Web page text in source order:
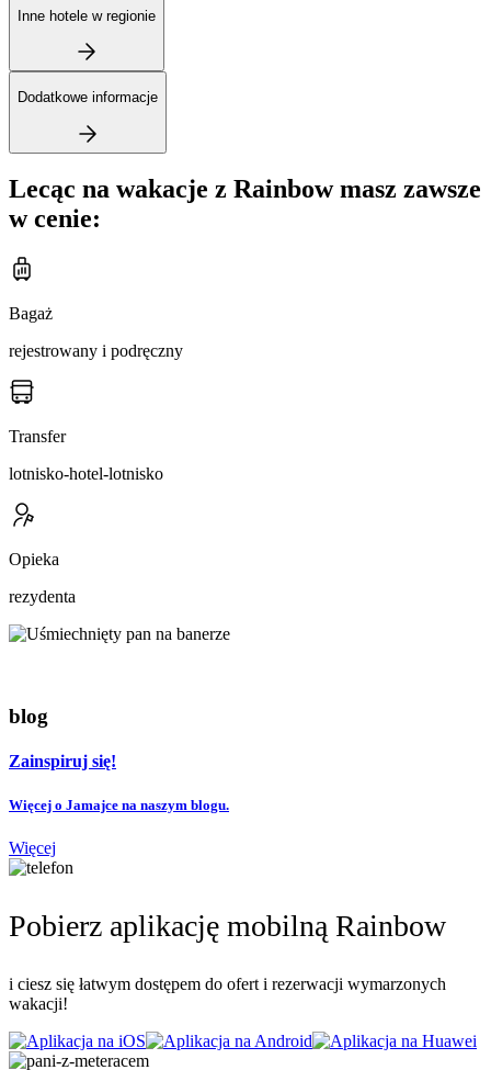
Inne hotele w regionie
Dodatkowe informacje
Lecąc na wakacje z Rainbow masz zawsze
w cenie:
Bagaż
rejestrowany i podręczny
Transfer
lotnisko-hotel-lotnisko
Opieka
rezydenta
blog
Zainspiruj się!
Więcej o Jamajce na naszym blogu.
Więcej
Pobierz aplikację mobilną Rainbow
i ciesz się łatwym dostępem do ofert i rezerwacji wymarzonych
wakacji!